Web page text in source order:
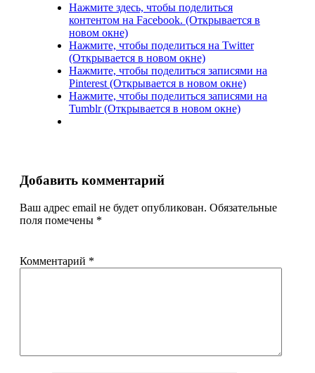
Нажмите здесь, чтобы поделиться
контентом на Facebook. (Открывается в
новом окне)
Нажмите, чтобы поделиться на Twitter
(Открывается в новом окне)
Нажмите, чтобы поделиться записями на
Pinterest (Открывается в новом окне)
Нажмите, чтобы поделиться записями на
Tumblr (Открывается в новом окне)
Добавить комментарий
Ваш адрес email не будет опубликован. Обязательные
поля помечены *
Комментарий *